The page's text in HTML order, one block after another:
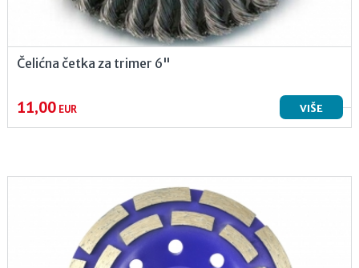
Čelićna četka za trimer 6"
11,00EUR VIŠE